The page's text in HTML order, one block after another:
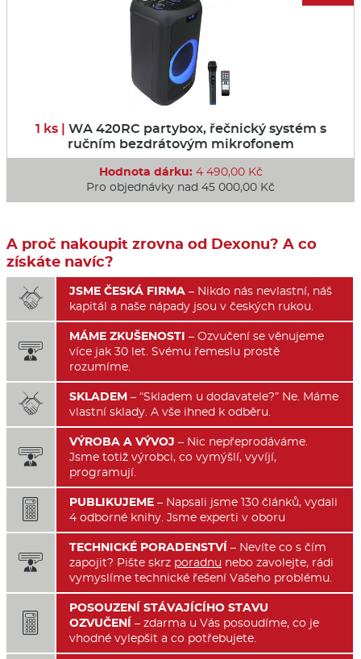
1 ks | WA 420RC partybox, řečnický systém s
ručním bezdrátovým mikrofonem
Hodnota dárku:4 490,00 Kč
Pro objednávky nad 45 000,00 Kč
A proč nakoupit zrovna od Dexonu? A co
získáte navíc?
 JSME ČESKÁ FIRMA – Nikdo nás nevlastní, náš
kapitál a naše nápady jsou v českých rukou.

MÁME ZKUŠENOSTI – Ozvučení se věnujeme
více jak 30 let. Svému řemeslu prostě
rozumíme.
 SKLADEM – “Skladem u dodavatele?” Ne. Máme
vlastní sklady. A vše ihned k odběru.

VÝROBA A VÝVOJ – Nic nepřeprodáváme.
Jsme totiž výrobci, co vymýšlí, vyvíjí,
programují.
 PUBLIKUJEME – Napsali jsme 130 článků, vydali
4 odborné knihy. Jsme experti v oboru

TECHNICKÉ PORADENSTVÍ – Nevíte co s čím
zapojit? Pište skrz poradnu nebo zavolejte, rádi
vymyslíme technické řešení Vašeho problému.

POSOUZENÍ STÁVAJÍCÍHO STAVU
OZVUČENÍ – zdarma u Vás posoudíme, co je
vhodné vylepšit a co potřebujete.